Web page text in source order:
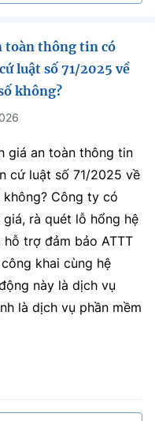
toàn thông tin có
luật số 71/2025 về
không?
giá an toàn thông tin
cứ luật số 71/2025 về
Công ty có
rà quét lỗ hổng hệ
trợ đảm bảo ATTT
khai cùng hệ
này là dịch vụ
là dịch vụ phần mềm